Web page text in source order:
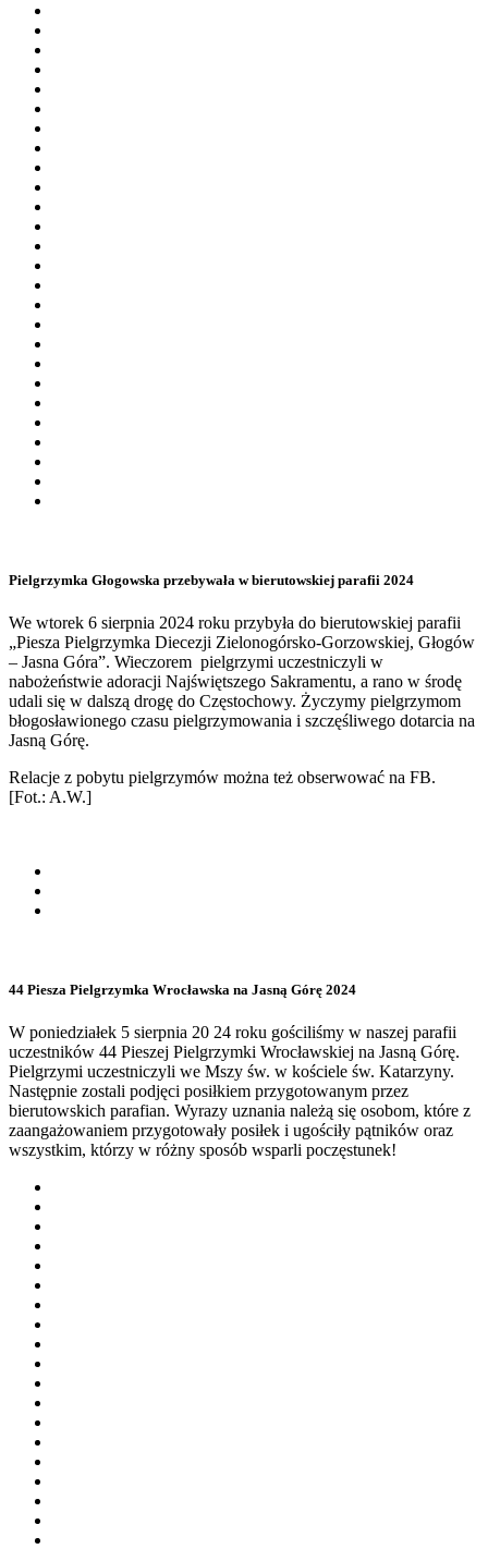
Pielgrzymka Głogowska przebywała w bierutowskiej parafii 2024
We wtorek 6 sierpnia 2024 roku przybyła do bierutowskiej parafii
„Piesza Pielgrzymka Diecezji Zielonogórsko-Gorzowskiej, Głogów
– Jasna Góra”. Wieczorem pielgrzymi uczestniczyli w
nabożeństwie adoracji Najświętszego Sakramentu, a rano w środę
udali się w dalszą drogę do Częstochowy. Życzymy pielgrzymom
błogosławionego czasu pielgrzymowania i szczęśliwego dotarcia na
Jasną Górę.
Relacje z pobytu pielgrzymów można też obserwować na FB.
[Fot.: A.W.]
44 Piesza Pielgrzymka Wrocławska na Jasną Górę 2024
W poniedziałek 5 sierpnia 20 24 roku gościliśmy w naszej parafii
uczestników 44 Pieszej Pielgrzymki Wrocławskiej na Jasną Górę.
Pielgrzymi uczestniczyli we Mszy św. w kościele św. Katarzyny.
Następnie zostali podjęci posiłkiem przygotowanym przez
bierutowskich parafian. Wyrazy uznania należą się osobom, które z
zaangażowaniem przygotowały posiłek i ugościły pątników oraz
wszystkim, którzy w różny sposób wsparli poczęstunek!